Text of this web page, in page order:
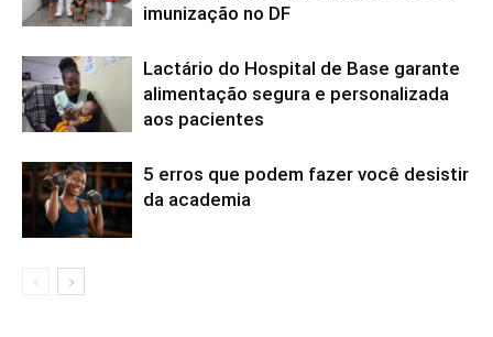
imunização no DF
Lactário do Hospital de Base garante
alimentação segura e personalizada
aos pacientes
5 erros que podem fazer você desistir
da academia